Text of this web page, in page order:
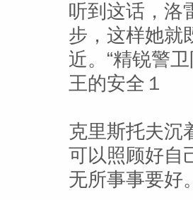
听到这话，洛
步，这样她就
近。“精锐警
王的安全１
克里斯托夫沉
可以照顾好自
无所事事要好